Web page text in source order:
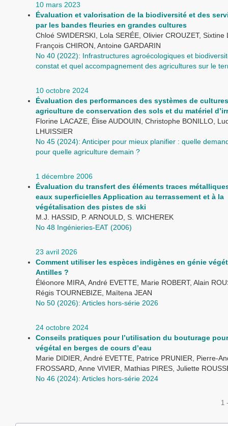
10 mars 2023
Évaluation et valorisation de la biodiversité et des
par les bandes fleuries en grandes cultures
Chloé SWIDERSKI, Lola SERÉE, Olivier CROUZET, Sixtine
François CHIRON, Antoine GARDARIN
No 40 (2022): Infrastructures agroécologiques et
constat et quel accompagnement des agricultures sur le
10 octobre 2024
Évaluation des performances des systèmes de
agriculture de conservation des sols et du matériel
Florine LACAZE, Élise AUDOUIN, Christophe BONILLO,
LHUISSIER
No 45 (2024): Anticiper pour mieux planifier : quelle
pour quelle agriculture demain ?
1 décembre 2006
Évaluation du transfert des éléments traces
eaux superficielles Application au terrassement et à la
végétalisation des pistes de ski
M.J. HASSID, P. ARNOULD, S. WICHEREK
No 48 Ingénieries-EAT (2006)
23 avril 2026
Comment utiliser les espèces indigènes en génie
Antilles ?
Éléonore MIRA, André EVETTE, Marie ROBERT, Alain
Régis TOURNEBIZE, Maïtena JEAN
No 50 (2026): Articles hors-série 2026
24 octobre 2024
Conseils pratiques pour l’utilisation du bouturage
végétal en berges de cours d’eau
Marie DIDIER, André EVETTE, Patrice PRUNIER, Pierre-
FROSSARD, Anne VIVIER, Mathias PIRES, Juliette
No 46 (2024): Articles hors-série 2024
1